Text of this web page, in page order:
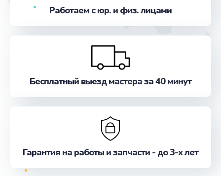
Ремонт цепей питания
от 2500 руб.
Замена звуковой карты
Заказать
Замена шим-контроллера
от 3900 руб.
Работаем с юр. и физ. лицами
Бесплатный выезд мастера за 40 минут
Гарантия на работы и запчасти - до 3-х лет